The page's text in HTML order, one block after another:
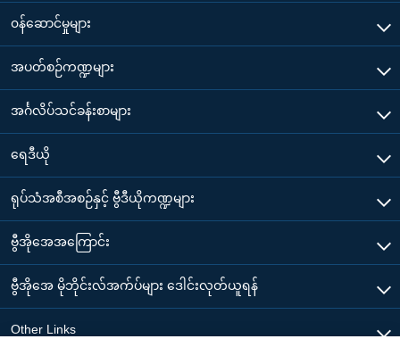
၀န်ဆောင်မှုများ
အပတ်စဉ်ကဏ္ဍများ
အင်္ဂလိပ်သင်ခန်းစာများ
ရေဒီယို
ရုပ်သံအစီအစဉ်နှင့် ဗွီဒီယိုကဏ္ဍများ
ဗွီအိုအေအကြောင်း
ဗွီအိုအေ မိုဘိုင်းလ်အက်ပ်များ ဒေါင်းလုတ်ယူရန်
Other Links